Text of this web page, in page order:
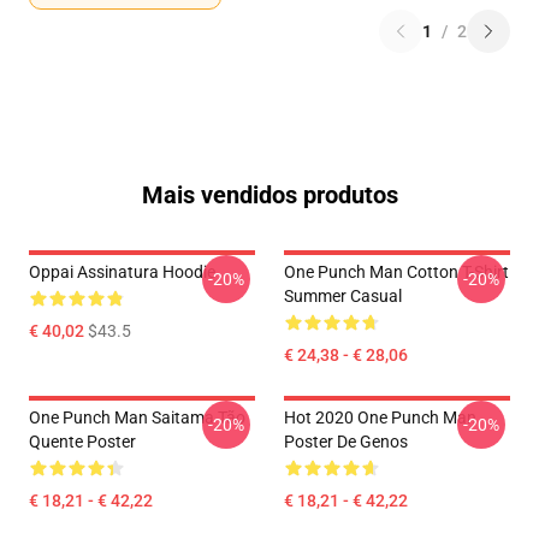
1 / 2
Mais vendidos produtos
Oppai Assinatura Hoodie
€ 40,02$43.5
-20%
One Punch Man Cotton T-Shirt
Summer Casual
€ 24,38 - € 28,06
-20%
One Punch Man Saitama Tão
Quente Poster
€ 18,21 - € 42,22
-20%
Hot 2020 One Punch Man
Poster De Genos
€ 18,21 - € 42,22
-20%